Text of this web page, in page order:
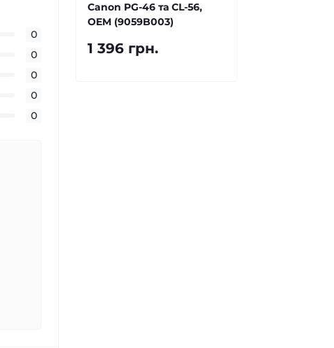
0
0
0
0
0
Canon PG-46 та CL-56,
OEM (9059B003)
1 396 грн.